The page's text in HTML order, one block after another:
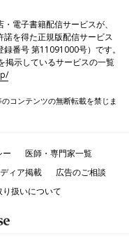
電子書籍配信サービスが、
を得た正規版配信サービス
番号 第11091000号）です。
掲示しているサービスの一覧
コンテンツの無断転載を禁じま
ー
医師・専門家一覧
ィア掲載
広告のご相談
扱いについて